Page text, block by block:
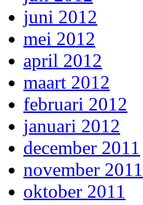
juni 2012
mei 2012
april 2012
maart 2012
februari 2012
januari 2012
december 2011
november 2011
oktober 2011